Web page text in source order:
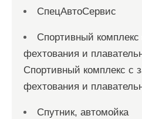
СпецАвтоСервис
Спортивный
фехтования и
Спортивный комплекс с
фехтования и
Спутник, автомойка